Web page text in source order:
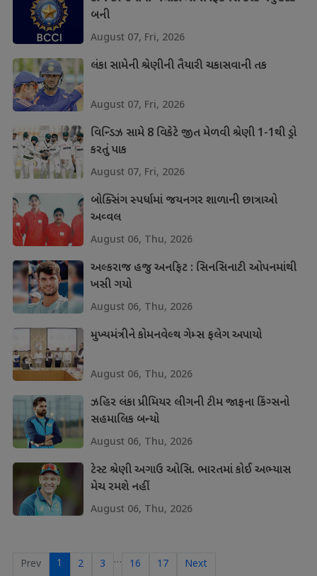
બની
August 07, Fri, 2026
લંકા સામેની શ્રેણીની તૈયારી ચકાસવાની તક
August 07, Fri, 2026
વિન્ડિઝ સામે 8 વિકેટે જીત મેળવી શ્રેણી 1-1થી ડ્રો
કરતું પાક
August 07, Fri, 2026
બોક્સિંગ સ્પર્ધામાં જયનગર શાળાની છાત્રાઓ
અવ્વલ
August 06, Thu, 2026
અલ્કરાજ હજુ અનફિટ : સિનસિનાટી ઓપનમાંથી
ખસી ગયો
August 06, Thu, 2026
મુખ્યમંત્રીને કોમનવેલ્થ ગેમ્સ ફલેગ અપાયો
August 06, Thu, 2026
ઝહિર લંકા પ્રીમિયર લીગની ટીમ જાફના કિંગ્સનો
સહમાલિક બન્યો
August 06, Thu, 2026
ટેસ્ટ શ્રેણી અગાઉ ઓસિ. ભારતમાં કોઈ અભ્યાસ
મેચ રમશે નહીં
August 06, Thu, 2026
Prev 1 2 3 … 16 17 Next